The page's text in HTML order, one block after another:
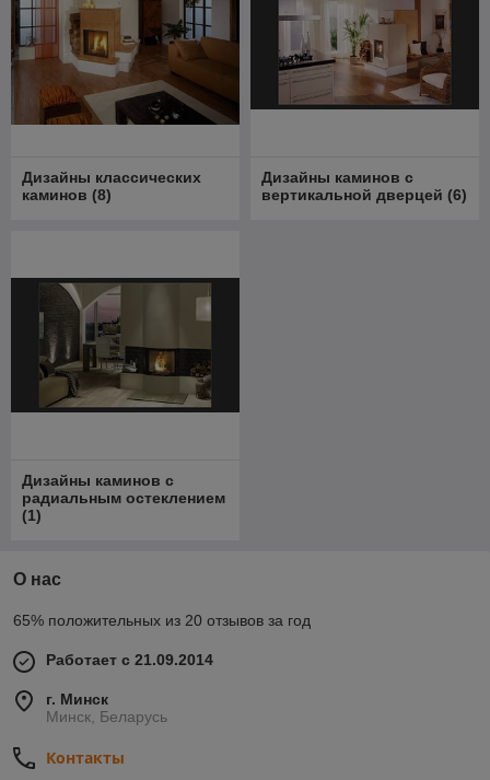
Дизайны классических
каминов (8)
Дизайны каминов с
вертикальной дверцей (6)
Дизайны каминов с
радиальным остеклением
(1)
О нас
65% положительных из 20 отзывов за год
Работает с 21.09.2014
г. Минск
Минск, Беларусь
Контакты